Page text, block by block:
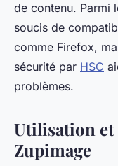
de contenu. Parmi
soucis de
comme Firefox,
sécurité par HSC
problèmes.
Utilisation et
Zupimage